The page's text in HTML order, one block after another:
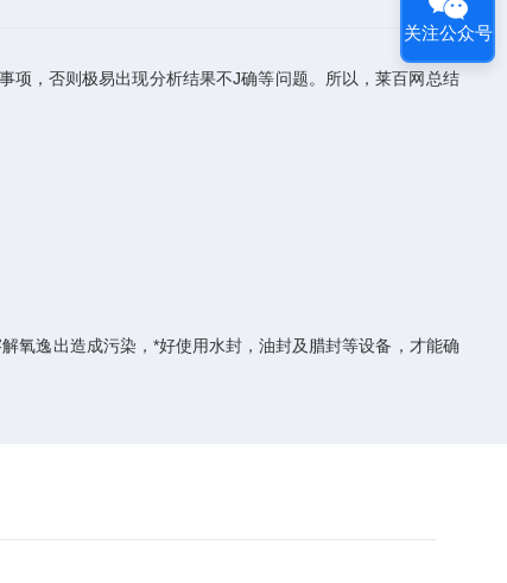
项，否则极易出现分析结果不J确等问题。所以，莱百网总结
氧逸出造成污染，*好使用水封，油封及腊封等设备，才能确
关注公众号